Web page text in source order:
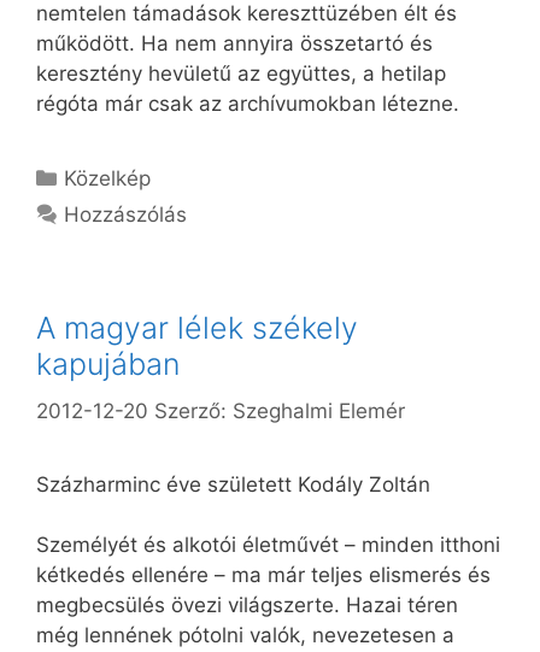
nemtelen támadások kereszttüzében élt és
működött. Ha nem annyira összetartó és
keresztény hevületű az együttes, a hetilap
régóta már csak az archívumokban létezne.
Kategória
Közelkép
Hozzászólás
A magyar lélek székely
kapujában
2012-12-20 Szerző: Szeghalmi Elemér
Százharminc éve született Kodály Zoltán
Személyét és alkotói életművét – minden itthoni
kétkedés ellenére – ma már teljes elismerés és
megbecsülés övezi világszerte. Hazai téren
még lennének pótolni valók, nevezetesen a